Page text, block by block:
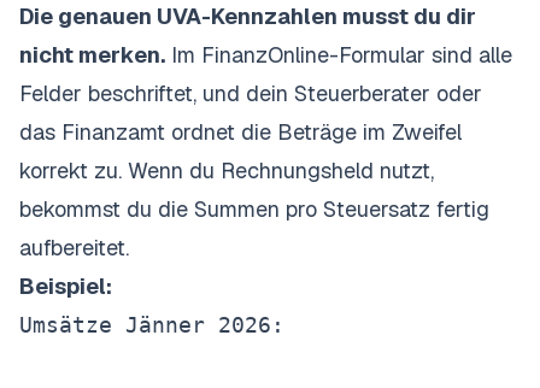
Die genauen UVA-Kennzahlen musst du dir
nicht merken. Im FinanzOnline-Formular sind alle
Felder beschriftet, und dein Steuerberater oder
das Finanzamt ordnet die Beträge im Zweifel
korrekt zu. Wenn du Rechnungsheld nutzt,
bekommst du die Summen pro Steuersatz fertig
aufbereitet.
Beispiel:
Umsätze Jänner 2026: